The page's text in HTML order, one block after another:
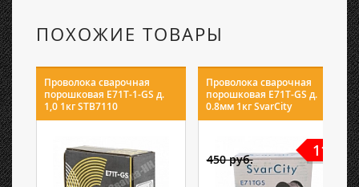
ПОХОЖИЕ ТОВАРЫ
Проволока сварочная
порошковая E71T-1-GS д.
1,0 1кг STB7110
Проволока сварочная
порошковая E71T-GS д.
0.8мм 1кг SvarCity
11%
450 руб.